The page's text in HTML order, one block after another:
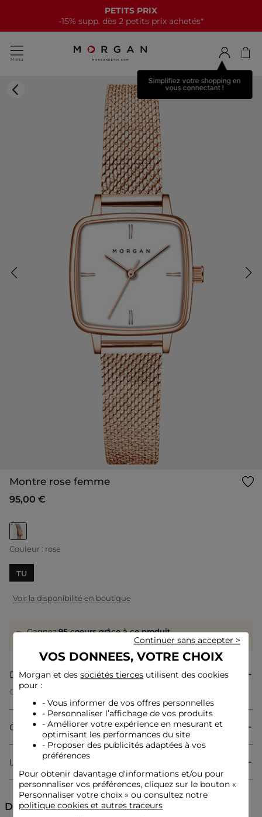
PETITS PRIX
-15% supp. dès 2 petits prix achetés*
Simplifiez votre shopping en
vous connectant !
Montre rose femme
95,00 €
selected
Couleur : rose
TU
Voir la disponibilité en boutique
Gagnez95 coeurs grâce à ce produit
Connectez-vous ou inscrivez-vous
Description
Cette montre incarne l'élégance avec son cadran épuré,
parfait pour un style sophistiqué et moderne. Son bracelet
habille le poignet d'une touche féminine et délicate. Les
détails minutieusement travaillés apportent une finition
raffinée qui sublime chaque tenue avec grâce.
Conseil entretien
Lavez la montre à la main avec un chiffon doux légèrement
humidifié. Le lavage en machine est fortement déconseillé,
Composition & Entretien
Livraison & Retour
Découvrez aussi
VOS DONNEES, VOTRE CHOIX
Morgan et dessociétés tierces utilisent des cookies
pour :
- Vous informer de vos offres personnelles
- Personnaliser l’affichage de vos produits
- Améliorer votre expérience en mesurant et
optimisant les performances du site
- Proposer des publicités adaptées à vos
préférences
Pour obtenir davantage d'informations et/ou pour
personnaliser vos préférences, cliquez sur le bouton «
Personnaliser votre choix » ou consultez notre
politique cookies et autres traceurs
Continuer sans accepter >